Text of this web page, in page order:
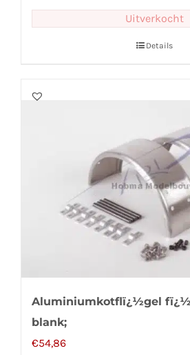
Uitverkocht
Details
Aluminiumkotflï¿½gel
blank;
€54,86